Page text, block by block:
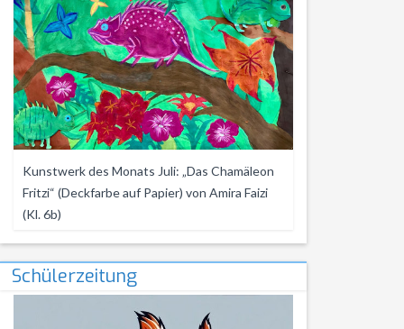
Kunstwerk des Monats Juli: „Das Chamäleon
Fritzi“ (Deckfarbe auf Papier) von Amira Faizi
(Kl. 6b)
Schülerzeitung